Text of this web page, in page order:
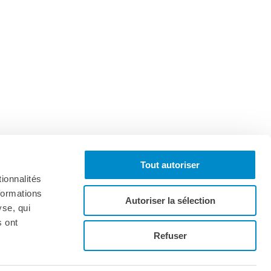
qui
ont
Tout autoriser
Autoriser la sélection
Refuser
Iscriviti alla newsletter